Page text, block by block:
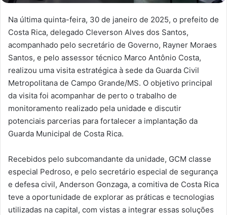
Na última quinta-feira, 30 de janeiro de 2025, o prefeito de
Costa Rica, delegado Cleverson Alves dos Santos,
acompanhado pelo secretário de Governo, Rayner Moraes
Santos, e pelo assessor técnico Marco Antônio Costa,
realizou uma visita estratégica à sede da Guarda Civil
Metropolitana de Campo Grande/MS. O objetivo principal
da visita foi acompanhar de perto o trabalho de
monitoramento realizado pela unidade e discutir
potenciais parcerias para fortalecer a implantação da
Guarda Municipal de Costa Rica.
Recebidos pelo subcomandante da unidade, GCM classe
especial Pedroso, e pelo secretário especial de segurança
e defesa civil, Anderson Gonzaga, a comitiva de Costa Rica
teve a oportunidade de explorar as práticas e tecnologias
utilizadas na capital, com vistas a integrar essas soluções